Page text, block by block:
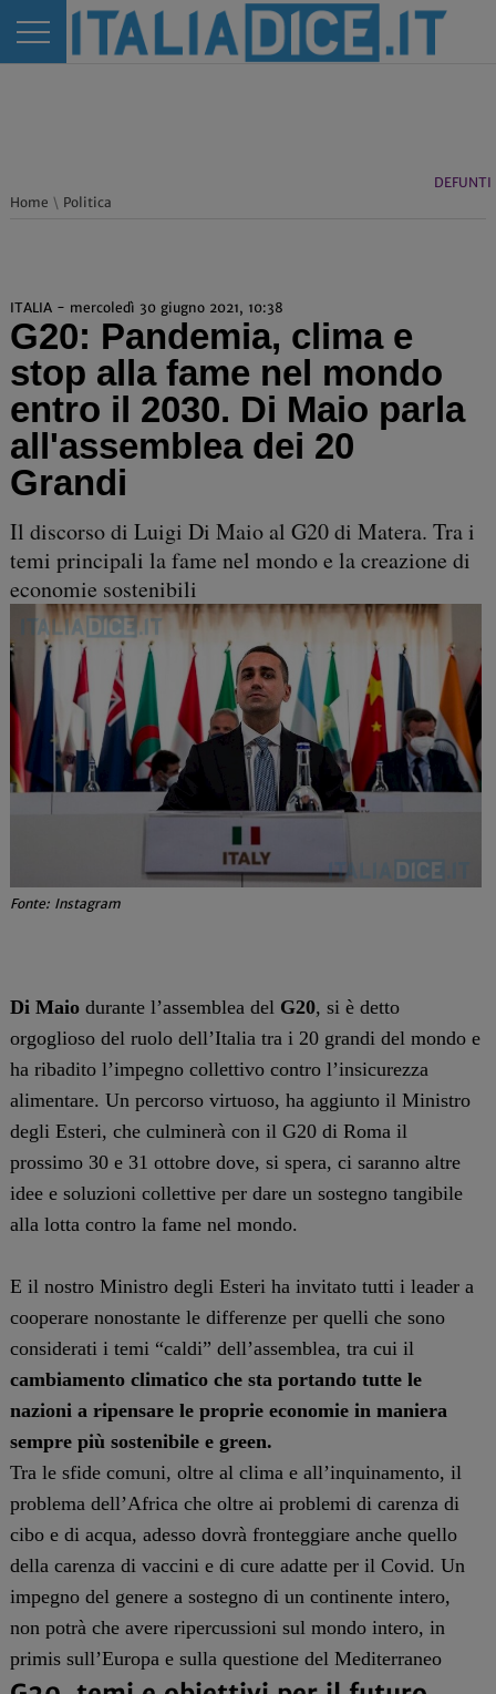
DEFUNTI
Home \ Politica
ITALIA - mercoledì 30 giugno 2021, 10:38
G20: Pandemia, clima e
stop alla fame nel mondo
entro il 2030. Di Maio parla
all'assemblea dei 20
Grandi
Il discorso di Luigi Di Maio al G20 di Matera. Tra i
temi principali la fame nel mondo e la creazione di
economie sostenibili
Fonte: Instagram
Di Maiodurante l’assemblea del G20, si è detto
orgoglioso del ruolo dell’Italia tra i 20 grandi del mondo e
ha ribadito l’impegno collettivo contro l’insicurezza
alimentare. Un percorso virtuoso, ha aggiunto il Ministro
degli Esteri, che culminerà con il G20 di Roma il
prossimo 30 e 31 ottobre dove, si spera, ci saranno altre
idee e soluzioni collettive per dare un sostegno tangibile
alla lotta contro la fame nel mondo.
E il nostro Ministro degli Esteri ha invitato tutti i leader a
cooperare nonostante le differenze per quelli che sono
considerati i temi “caldi” dell’assemblea, tra cui il
cambiamento climatico che sta portando tutte le
nazioni a ripensare le proprie economie in maniera
sempre più sostenibile e green.
Tra le sfide comuni, oltre al clima e all’inquinamento, il
problema dell’Africa che oltre ai problemi di carenza di
cibo e di acqua, adesso dovrà fronteggiare anche quello
della carenza di vaccini e di cure adatte per il Covid. Un
impegno del genere a sostegno di un continente intero,
non potrà che avere ripercussioni sul mondo intero, in
primis sull’Europa e sulla questione del Mediterraneo